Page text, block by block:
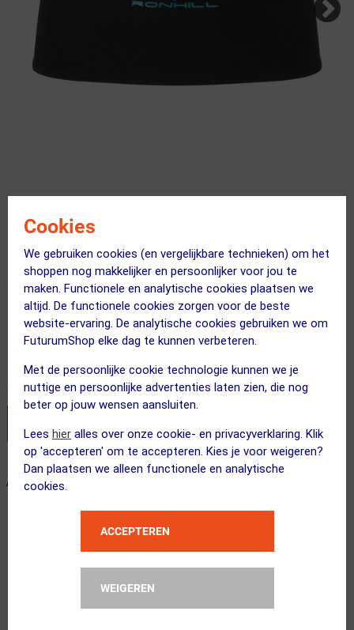
Cookies
We gebruiken cookies (en vergelijkbare technieken) om het
shoppen nog makkelijker en persoonlijker voor jou te
maken. Functionele en analytische cookies plaatsen we
altijd. De functionele cookies zorgen voor de beste
website-ervaring. De analytische cookies gebruiken we om
FuturumShop elke dag te kunnen verbeteren.
Met de persoonlijke cookie technologie kunnen we je
nuttige en persoonlijke advertenties laten zien, die nog
beter op jouw wensen aansluiten.
Lees hier alles over onze cookie- en privacyverklaring. Klik
op 'accepteren' om te accepteren. Kies je voor weigeren?
Dan plaatsen we alleen functionele en analytische
cookies.
ACCEPTEREN
WEIGEREN
Uitverkocht
38.00
Adviesprijs
23.95
Recent besteld door 2 klanten! Bestel ook snel!
ALTERNATIEVE PRODUCTEN